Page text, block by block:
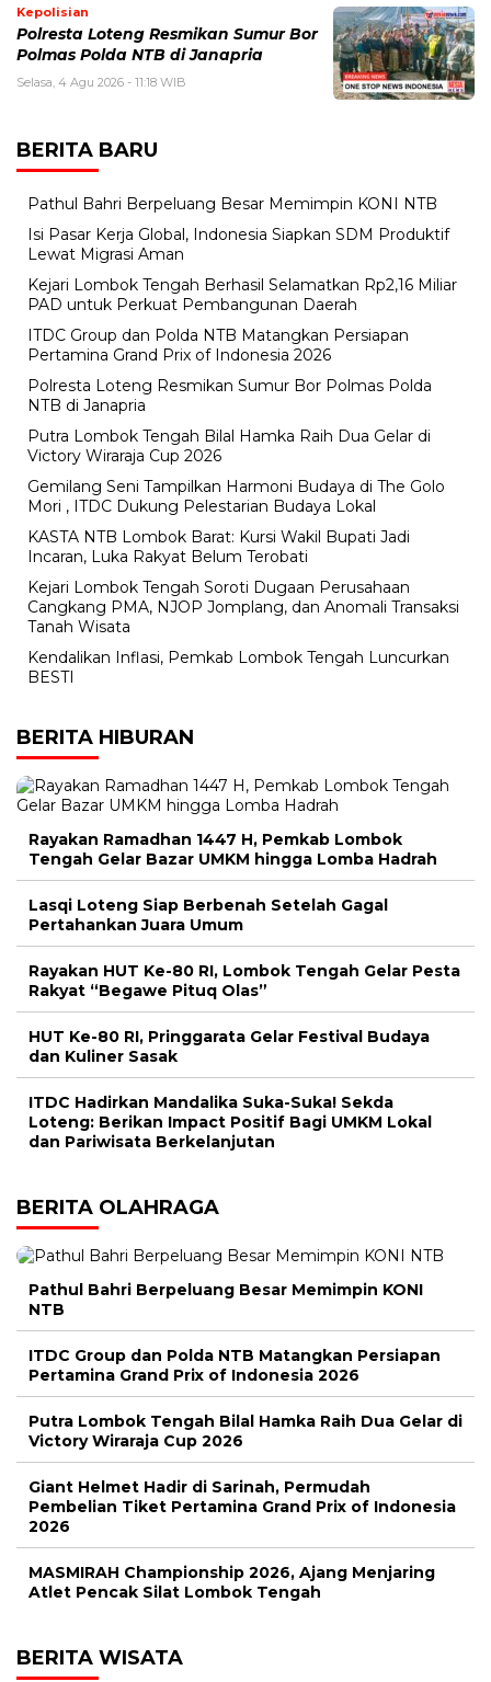
Kepolisian
Polresta Loteng Resmikan Sumur Bor
Polmas Polda NTB di Janapria
Selasa, 4 Agu 2026 - 11:18 WIB
BERITA BARU
Pathul Bahri Berpeluang Besar Memimpin KONI NTB
​Isi Pasar Kerja Global, Indonesia Siapkan SDM Produktif
Lewat Migrasi Aman
Kejari Lombok Tengah Berhasil Selamatkan Rp2,16 Miliar
PAD untuk Perkuat Pembangunan Daerah
ITDC Group dan Polda NTB Matangkan Persiapan
Pertamina Grand Prix of Indonesia 2026
Polresta Loteng Resmikan Sumur Bor Polmas Polda
NTB di Janapria
Putra Lombok Tengah Bilal Hamka Raih Dua Gelar di
Victory Wiraraja Cup 2026
Gemilang Seni Tampilkan Harmoni Budaya di The Golo
Mori , ITDC Dukung Pelestarian Budaya Lokal
KASTA NTB Lombok Barat: Kursi Wakil Bupati Jadi
Incaran, Luka Rakyat Belum Terobati
Kejari Lombok Tengah Soroti Dugaan Perusahaan
Cangkang PMA, NJOP Jomplang, dan Anomali Transaksi
Tanah Wisata
Kendalikan Inflasi, Pemkab Lombok Tengah Luncurkan
BESTI
BERITA HIBURAN
Rayakan Ramadhan 1447 H, Pemkab Lombok
Tengah Gelar Bazar UMKM hingga Lomba Hadrah
Lasqi Loteng Siap Berbenah Setelah Gagal
Pertahankan Juara Umum
Rayakan HUT Ke-80 RI, Lombok Tengah Gelar Pesta
Rakyat “Begawe Pituq Olas”
HUT Ke-80 RI, Pringgarata Gelar Festival Budaya
dan Kuliner Sasak
ITDC Hadirkan Mandalika Suka-Suka! Sekda
Loteng: Berikan Impact Positif Bagi UMKM Lokal
dan Pariwisata Berkelanjutan
BERITA OLAHRAGA
Pathul Bahri Berpeluang Besar Memimpin KONI
NTB
ITDC Group dan Polda NTB Matangkan Persiapan
Pertamina Grand Prix of Indonesia 2026
Putra Lombok Tengah Bilal Hamka Raih Dua Gelar di
Victory Wiraraja Cup 2026
Giant Helmet Hadir di Sarinah, Permudah
Pembelian Tiket Pertamina Grand Prix of Indonesia
2026
MASMIRAH Championship 2026, Ajang Menjaring
Atlet Pencak Silat Lombok Tengah
BERITA WISATA